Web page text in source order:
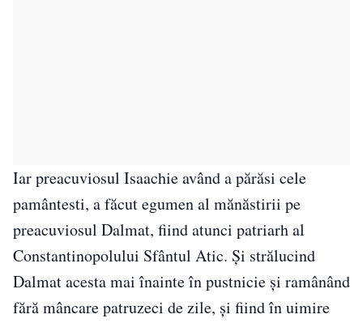
Iar preacuviosul Isaachie având a părăsi cele
pamântesti, a făcut egumen al mănăstirii pe
preacuviosul Dalmat, fiind atunci patriarh al
Constantinopolului Sfântul Atic. Și strălucind
Dalmat acesta mai înainte în pustnicie și ramânând
fără mâncare patruzeci de zile, și fiind în uimire